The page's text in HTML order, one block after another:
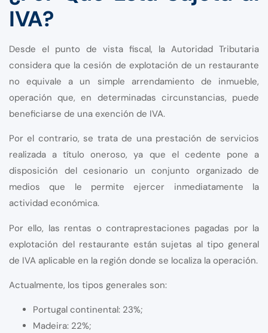
IVA?
Desde el punto de vista fiscal, la Autoridad Tributaria
considera que la cesión de explotación de un restaurante
no equivale a un simple arrendamiento de inmueble,
operación que, en determinadas circunstancias, puede
beneficiarse de una exención de IVA.
Por el contrario, se trata de una prestación de servicios
realizada a título oneroso, ya que el cedente pone a
disposición del cesionario un conjunto organizado de
medios que le permite ejercer inmediatamente la
actividad económica.
Por ello, las rentas o contraprestaciones pagadas por la
explotación del restaurante están sujetas al tipo general
de IVA aplicable en la región donde se localiza la operación.
Actualmente, los tipos generales son:
Portugal continental: 23%;
Madeira: 22%;